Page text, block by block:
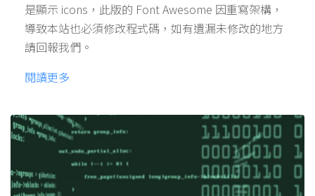
是顯示 icons，此版的 Font Awesome 因重寫架構，
導致本站也必須修改程式碼，如有遺漏未修改的地方
請回報我們。
閱讀更多